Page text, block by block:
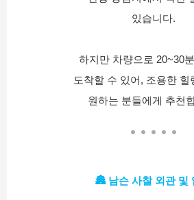
있습니다.
하지만 차량으로 20~30
도착할 수 있어, 조용한 힐
원하는 분들에게 추천
🏯 남슨 사찰 외관 및